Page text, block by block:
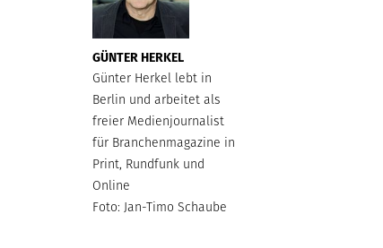
GÜNTER HERKEL
Günter Herkel lebt in
Berlin und arbeitet als
freier Medienjournalist
für Branchenmagazine in
Print, Rundfunk und
Online
Foto: Jan-Timo Schaube